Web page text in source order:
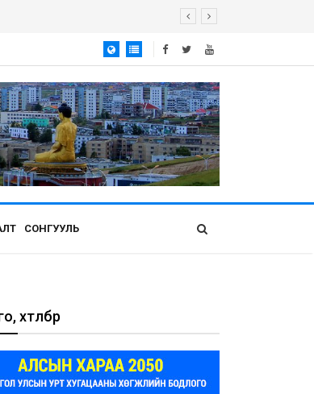
СОНГУУЛЬ
хөтөлбөр